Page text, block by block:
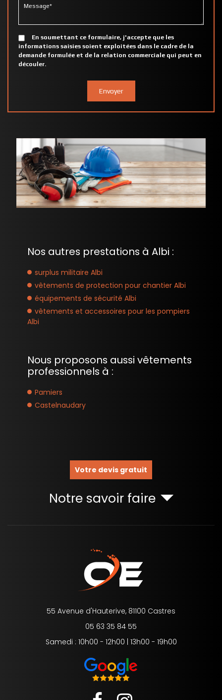
En soumettant ce formulaire, j'accepte que les
informations saisies soient exploitées dans le cadre de la
demande formulée et de la relation commerciale qui peut en
découler.
Nos autres prestations à Albi :
surplus militaire Albi
vêtements de protection pour chantier Albi
équipements de sécurité Albi
vêtements et accessoires pour les pompiers
Albi
Nous proposons aussi vêtements
professionnels à :
Pamiers
Castelnaudary
Votre devis gratuit
Notre savoir faire
55 Avenue d'Hauterive, 81100 Castres
05 63 35 84 55
Samedi : 10h00 - 12h00 | 13h00 - 19h00